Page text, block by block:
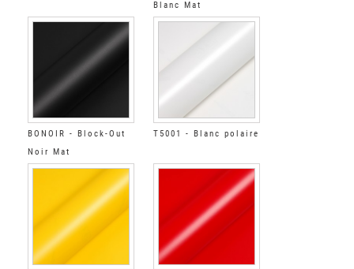
Blanc Mat
BONOIR - Block-Out
Noir Mat
T5001 - Blanc polaire